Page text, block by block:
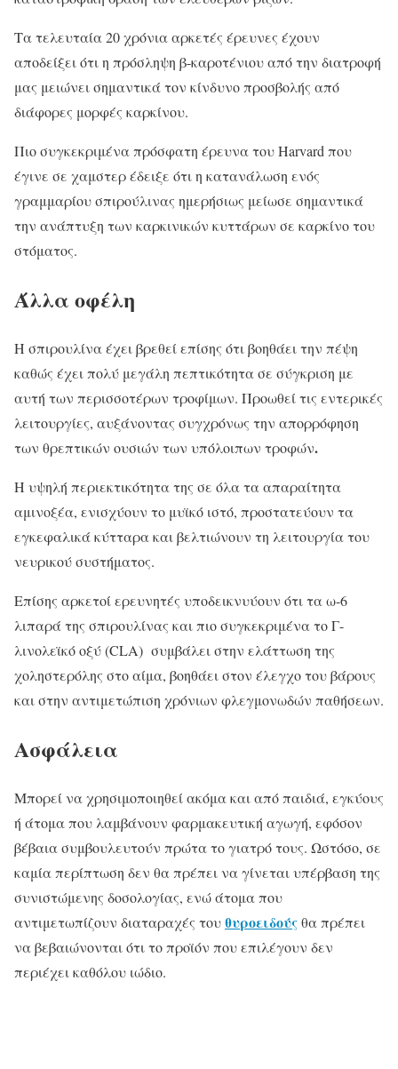
Τα τελευταία 20 χρόνια αρκετές έρευνες έχουν
αποδείξει ότι η πρόσληψη β-καροτένιου από την διατροφή
μας μειώνει σημαντικά τον κίνδυνο προσβολής από
διάφορες μορφές καρκίνου.
Πιο συγκεκριμένα πρόσφατη έρευνα του Harvard που
έγινε σε χαμστερ έδειξε ότι η κατανάλωση ενός
γραμμαρίου σπιρούλινας ημερήσιως μείωσε σημαντικά
την ανάπτυξη των καρκινικών κυττάρων σε καρκίνο του
στόματος.
Άλλα οφέλη
Η σπιρουλίνα έχει βρεθεί επίσης ότι βοηθάει την πέψη
καθώς έχει πολύ μεγάλη πεπτικότητα σε σύγκριση με
αυτή των περισσοτέρων τροφίμων. Προωθεί τις εντερικές
λειτουργίες, αυξάνοντας συγχρόνως την απορρόφηση
των θρεπτικών ουσιών των υπόλοιπων τροφών.
Η υψηλή περιεκτικότητα της σε όλα τα απαραίτητα
αμινοξέα, ενισχύουν το μυϊκό ιστό, προστατεύουν τα
εγκεφαλικά κύτταρα και βελτιώνουν τη λειτουργία του
νευρικού συστήματος.
Επίσης αρκετοί ερευνητές υποδεικνυύουν ότι τα ω-6
λιπαρά της σπιρουλίνας και πιο συγκεκριμένα το Γ-
λινολεϊκό οξύ (CLA) συμβάλει στην ελάττωση της
χοληστερόλης στο αίμα, βοηθάει στον έλεγχο του βάρους
και στην αντιμετώπιση χρόνιων φλεγμονωδών παθήσεων.
Ασφάλεια
Μπορεί να χρησιμοποιηθεί ακόμα και από παιδιά, εγκύους
ή άτομα που λαμβάνουν φαρμακευτική αγωγή, εφόσον
βέβαια συμβουλευτούν πρώτα το γιατρό τους. Ωστόσο, σε
καμία περίπτωση δεν θα πρέπει να γίνεται υπέρβαση της
συνιστώμενης δοσολογίας, ενώ άτομα που
αντιμετωπίζουν διαταραχές τουθυροειδούςθα πρέπει
να βεβαιώνονται ότι το προϊόν που επιλέγουν δεν
περιέχει καθόλου ιώδιο.